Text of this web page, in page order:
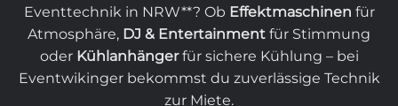
Eventtechnik in NRW**? Ob Effektmaschinen für
Atmosphäre, DJ & Entertainment für Stimmung
oder Kühlanhängerfür sichere Kühlung – bei
Eventwikinger bekommst du zuverlässige Technik
zur Miete.